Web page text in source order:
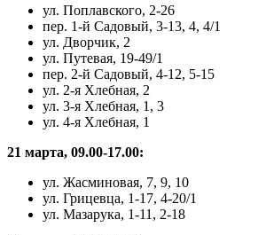
ул. Поплавского, 2-26
пер. 1-й Садовый, 3-13, 4, 4/1
ул. Дворчик, 2
ул. Путевая, 19-49/1
пер. 2-й Садовый, 4-12, 5-15
ул. 2-я Хлебная, 2
ул. 3-я Хлебная, 1, 3
ул. 4-я Хлебная, 1
21 марта, 09.00-17.00:
ул. Жасминовая, 7, 9, 10
ул. Грицевца, 1-17, 4-20/1
ул. Мазарука, 1-11, 2-18